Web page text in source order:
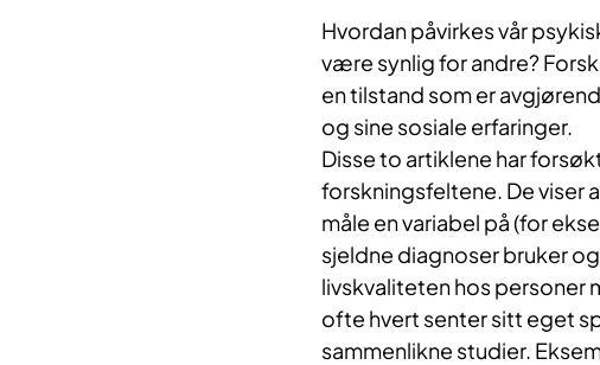
Hvordan påvirkes vår
være synlig for andre?
en tilstand som er
og sine sosiale erfaringer.
Disse to artiklene har
forskningsfeltene. De viser
måle en variabel på (for
sjeldne diagnoser bruker
livskvaliteten hos personer
ofte hvert senter sitt eget
sammenlikne studier.